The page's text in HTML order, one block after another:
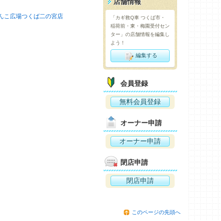
こ広場つくば二の宮店
「カギ救Q車 つくば市・
稲荷前・東・梅園受付セン
ター」の店舗情報を編集し
よう！
編集する
会員登録
無料会員登録
オーナー申請
オーナー申請
閉店申請
閉店申請
このページの先頭へ